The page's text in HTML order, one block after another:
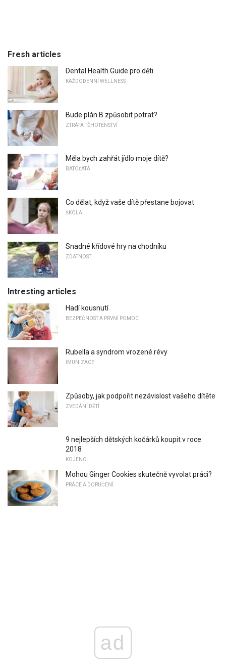
Fresh articles
Dental Health Guide pro děti
KAŽDODENNÍ WELLNESS
Bude plán B způsobit potrat?
ZTRÁTA TĚHOTENSTVÍ
Měla bych zahřát jídlo moje dítě?
BATOĽATÁ
Co dělat, když vaše dítě přestane bojovat
ŠKOLA
Snadné křídové hry na chodníku
ZDATNOST
Intresting articles
Hadí kousnutí
BEZPEČNOST A PRVNÍ POMOC
Rubella a syndrom vrozené révy
IMUNIZACE
Způsoby, jak podpořit nezávislost vašeho dítěte
ZVEDÁNÍ DĚTÍ
9 nejlepších dětských kočárků koupit v roce
2018
KOJENCI
Mohou Ginger Cookies skutečně vyvolat práci?
PRÁCE A DORUČENÍ
ad